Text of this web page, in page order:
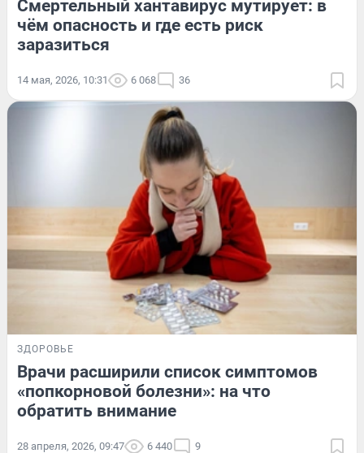
Смертельный хантавирус мутирует: в
чём опасность и где есть риск
заразиться
14 мая, 2026, 10:31 6 068 36
ЗДОРОВЬЕ
Врачи расширили список симптомов
«попкорновой болезни»: на что
обратить внимание
28 апреля, 2026, 09:47 6 440 9